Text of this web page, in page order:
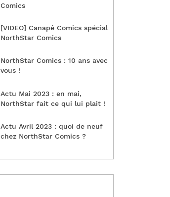
Comics
[VIDEO] Canapé Comics spécial
NorthStar Comics
NorthStar Comics : 10 ans avec
vous !
Actu Mai 2023 : en mai,
NorthStar fait ce qui lui plait !
Actu Avril 2023 : quoi de neuf
chez NorthStar Comics ?